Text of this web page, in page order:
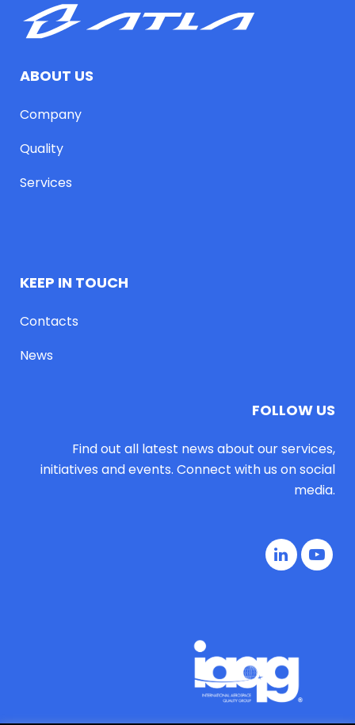
ABOUT US
Company
Quality
Services
KEEP IN TOUCH
Contacts
News
FOLLOW US
Find out all latest news about our services,
initiatives and events. Connect with us on social
media.